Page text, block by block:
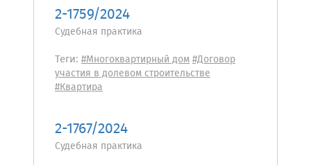
2-1759/2024
Судебная практика
Теги: #Многоквартирный дом#Договор
участия в долевом строительстве
#Квартира
2-1767/2024
Судебная практика